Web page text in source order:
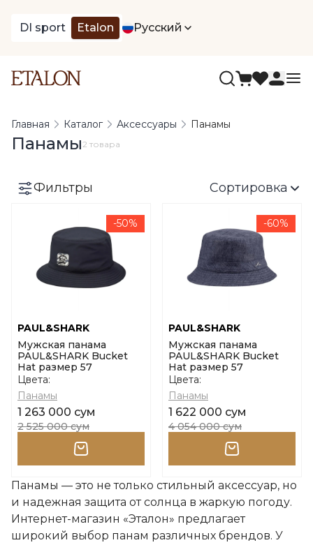
DI sport Etalon Русский
Главная Каталог Аксессуары Панамы
Панамы 2 товара
Фильтры Сортировка
-50%
PAUL&SHARK
Мужская панама
PAUL&SHARK Bucket
Hat размер 57
Цвета:
Панамы
1 263 000 сум
2 525 000 сум
-60%
PAUL&SHARK
Мужская панама
PAUL&SHARK Bucket
Hat размер 57
Цвета:
Панамы
1 622 000 сум
4 054 000 сум
Панамы — это не только стильный аксессуар, но
и надежная защита от солнца в жаркую погоду.
Интернет-магазин «Эталон» предлагает
широкий выбор панам различных брендов. У